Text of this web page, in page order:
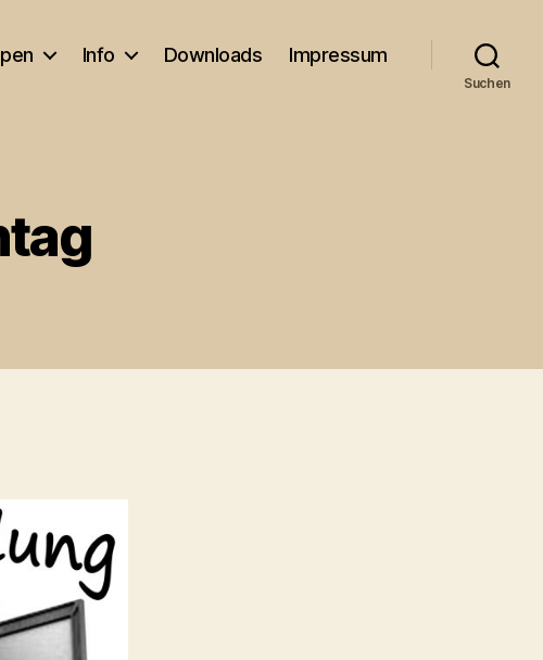
Info Downloads Impressum
Suchen